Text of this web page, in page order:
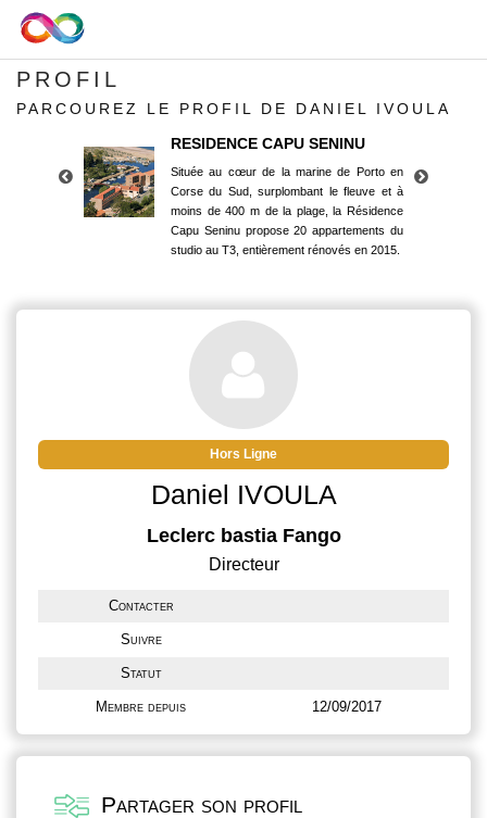
PROFIL
PARCOUREZ LE PROFIL DE DANIEL IVOULA
RESIDENCE CAPU SENINU
Située au cœur de la marine de Porto en
Corse du Sud, surplombant le fleuve et à
moins de 400 m de la plage, la Résidence
Capu Seninu propose 20 appartements du
studio au T3, entièrement rénovés en 2015.
Corse du Sud, surplombant le fleuve et à
moins de 400 m de la plage, la Résidence
Capu Seninu propose 20 appartements du
studio au T3, entièrement rénovés en 2015.
Hors Ligne
Daniel IVOULA
Leclerc bastia Fango
Directeur
Contacter
Suivre
Statut
Membre depuis 12/09/2017
Partager son profil